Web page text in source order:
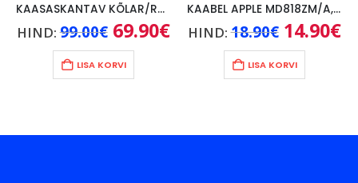
KAASASKANTAV KÕLAR/RAADIO GRUNDIG FM, PRONKS
HIND:99.00€ Algne
hind
oli:
99.00€.
69.90€Praegune
hind
LISA KORVI
KAABEL APPLE MD818ZM/A, 1M
HIND:18.90€ Algne
hind
oli:
18.90€.
14.90€
LISA KORVI